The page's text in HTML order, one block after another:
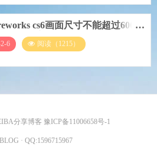
cs6画面尺寸不能超过6000
制解除方法
6 阅读（1215）
分享博客 豫ICP备11006658号-1
· QQ:1596715967